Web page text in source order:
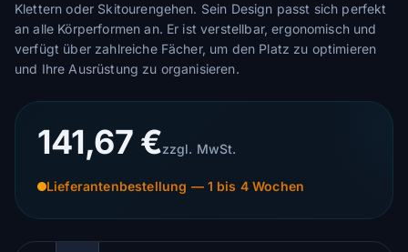
Klettern oder Skitourengehen. Sein Design passt sich perfekt
an alle Körperformen an. Er ist verstellbar, ergonomisch und
verfügt über zahlreiche Fächer, um den Platz zu optimieren
und Ihre Ausrüstung zu organisieren.
141,67 €zzgl. MwSt.
Lieferantenbestellung — 1 bis 4 Wochen